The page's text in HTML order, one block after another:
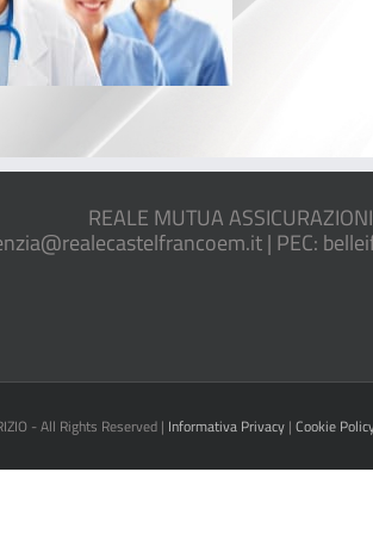
REALE MUTUA
| PEC:
- All Rights Reserved | Informativa Privacy | Cookie